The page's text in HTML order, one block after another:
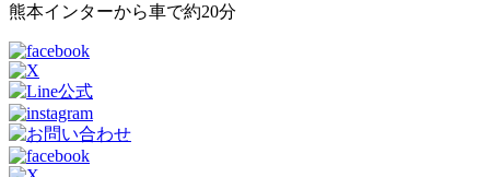
熊本インターから車で約20分